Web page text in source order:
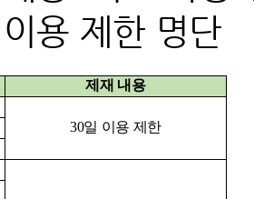
용 제한 명단
제재 내용
30일 이용 제한